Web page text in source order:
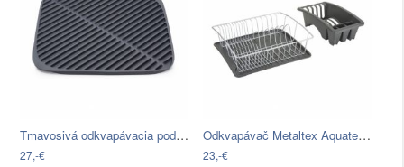
Tmavosivá odkvapávacia podložka Joseph…
27,-€
Odkvapávač Metaltex Aquatex Plus, 35 x…
23,-€